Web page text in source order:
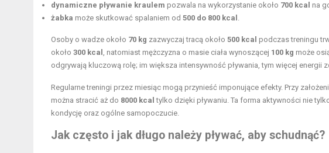
dynamiczne pływanie kraulem pozwala na wykorzystanie około 700 kcal na
żabka może skutkować spalaniem od 500 do 800 kcal .
Osoby o wadze około 70 kg zazwyczaj tracą około 500 kcal podczas treningu
około 300 kcal , natomiast mężczyzna o masie ciała wynoszącej 100 kg może
odgrywają kluczową rolę; im większa intensywność pływania, tym więcej energii
Regularne treningi przez miesiąc mogą przynieść imponujące efekty. Przy
można stracić aż do 8000 kcal tylko dzięki pływaniu. Ta forma aktywności nie
kondycję oraz ogólne samopoczucie.
Jak często i jak długo należy pływać, aby schudnąć?